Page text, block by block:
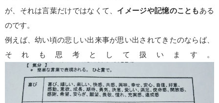
が、それは言葉だけではなくて、 イメージや記憶のこともある
のです。
例えば、幼い頃の悲しい出来事が思い出されてきたのならば、
それも思考として扱います。